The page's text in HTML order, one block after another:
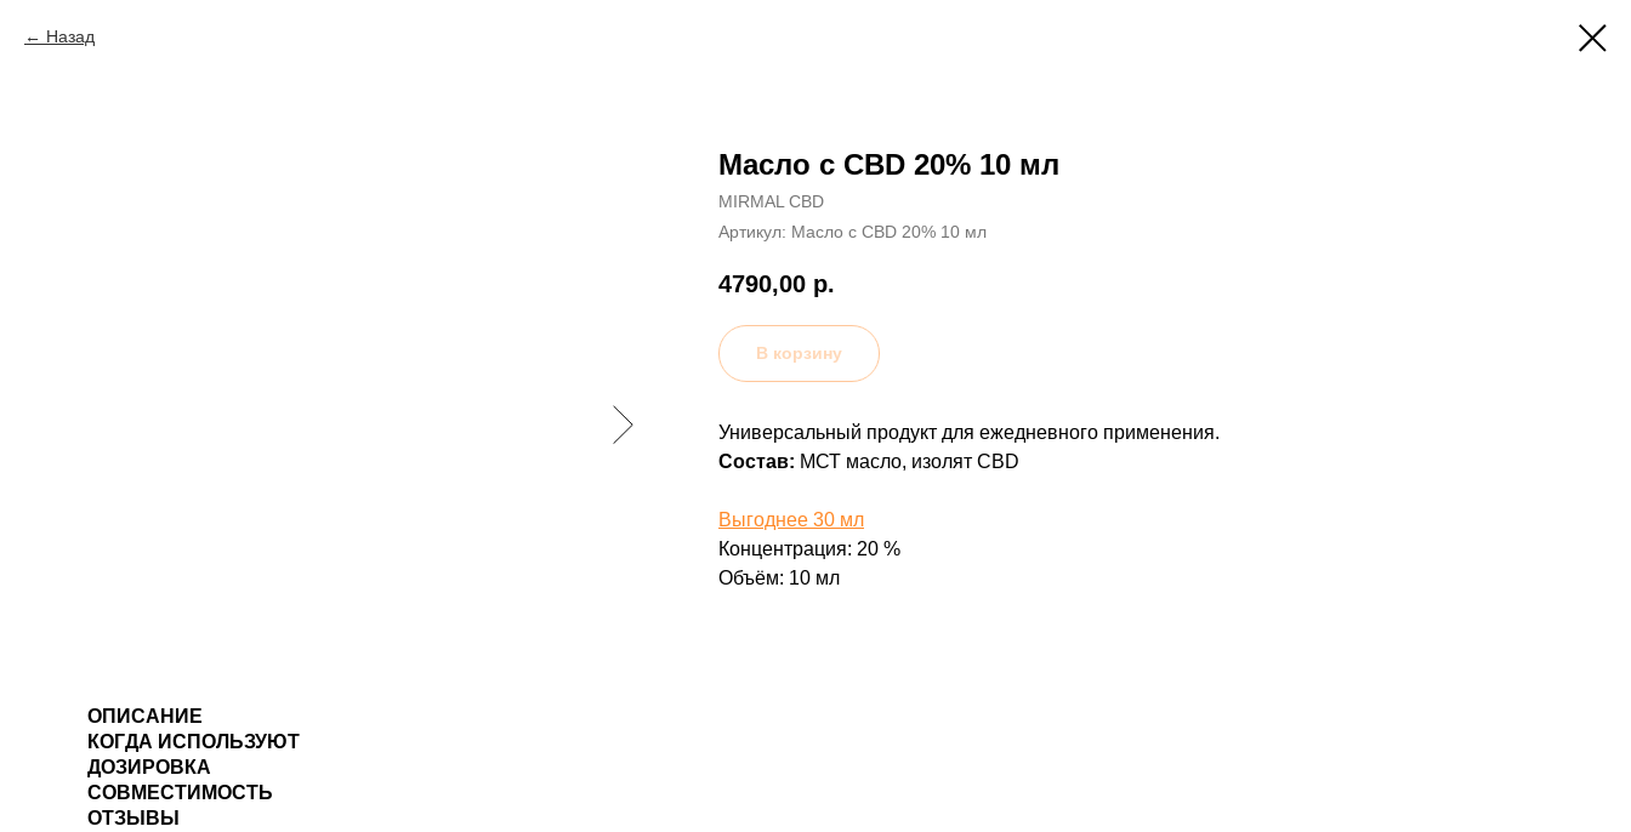
Назад
Масло с CBD 20% 10 мл
MIRMAL CBD
Артикул: Масло с CBD 20% 10 мл
4790,00 р.
В корзину
Универсальный продукт для ежедневного применения.
Состав: МСТ масло, изолят CBD
Выгоднее 30 мл
Концентрация: 20 %
Объём: 10 мл
ОПИСАНИЕ
КОГДА ИСПОЛЬЗУЮТ
ДОЗИРОВКА
СОВМЕСТИМОСТЬ
ОТЗЫВЫ